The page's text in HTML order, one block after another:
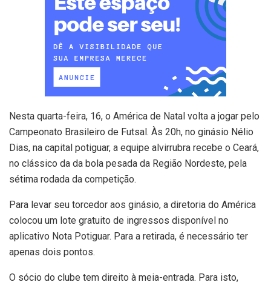
Nesta quarta-feira, 16, o América de Natal volta a jogar pelo
Campeonato Brasileiro de Futsal. Às 20h, no ginásio Nélio
Dias, na capital potiguar, a equipe alvirrubra recebe o Ceará,
no clássico da da bola pesada da Região Nordeste, pela
sétima rodada da competição.
Para levar seu torcedor aos ginásio, a diretoria do América
colocou um lote gratuito de ingressos disponível no
aplicativo Nota Potiguar. Para a retirada, é necessário ter
apenas dois pontos.
O sócio do clube tem direito à meia-entrada. Para isto,